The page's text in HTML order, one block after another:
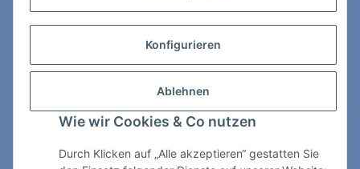
Konfigurieren
Ablehnen
Wie wir Cookies & Co nutzen
Durch Klicken auf „Alle akzeptieren“ gestatten Sie
ChessWare Schachversand
89264 Weissenhorn